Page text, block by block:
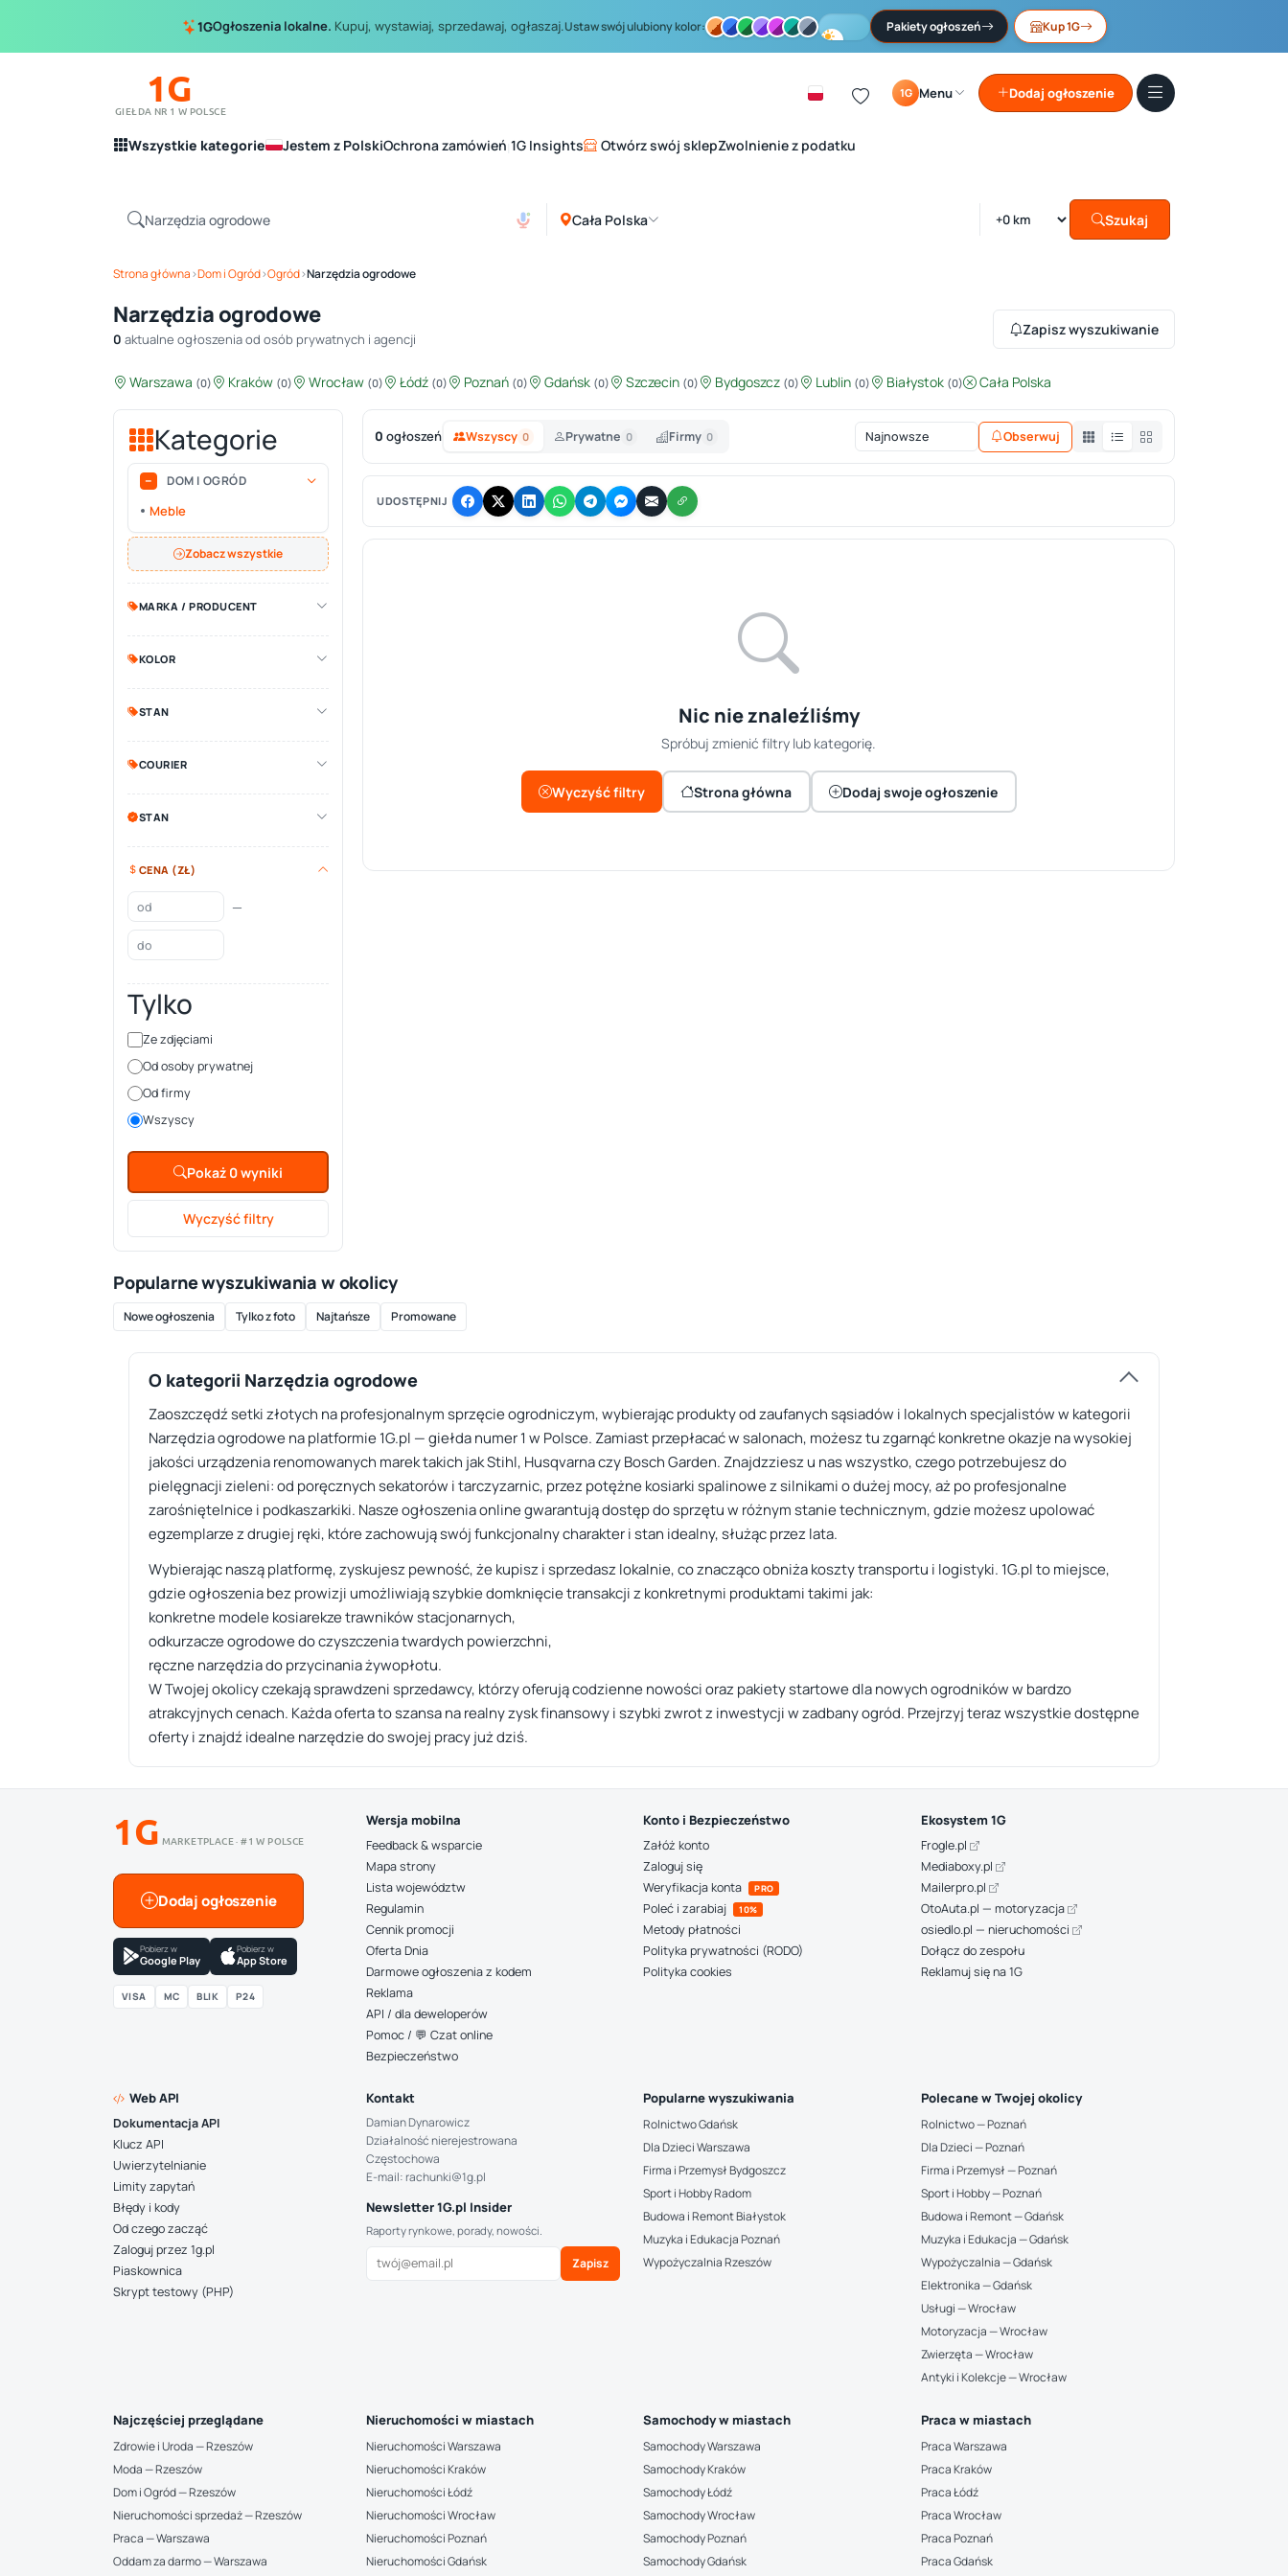
1GOgłoszenia lokalne. Kupuj, wystawiaj, sprzedawaj, ogłaszaj.Ustaw swój ulubiony kolor: Pakiety ogłoszeń Kup 1G
1G
GIEŁDA NR 1 W POLSCE
1G Menu Dodaj ogłoszenie
Wszystkie kategorie Jestem z PolskiOchrona zamówień 1G Insights Otwórz swój sklepZwolnienie z podatku
Cała Polska Szukaj
Strona główna›Dom i Ogród›Ogród›Narzędzia ogrodowe
Narzędzia ogrodowe
0 aktualne ogłoszenia od osób prywatnych i agencji
Zapisz wyszukiwanie
Warszawa (0) Kraków (0) Wrocław (0) Łódź (0) Poznań (0) Gdańsk (0) Szczecin (0) Bydgoszcz (0) Lublin (0) Białystok (0) Cała Polska
Kategorie
DOM I OGRÓD
Meble
Zobacz wszystkie
MARKA / PRODUCENT
KOLOR
STAN
COURIER
STAN
CENA (ZŁ)
—
Tylko
Ze zdjęciami
Od osoby prywatnej
Od firmy
Wszyscy
Pokaż 0 wyniki
Wyczyść filtry
0 ogłoszeń Wszyscy 0 Prywatne 0 Firmy 0 Obserwuj
UDOSTĘPNIJ
Nic nie znaleźliśmy
Spróbuj zmienić filtry lub kategorię.
Wyczyść filtry Strona główna Dodaj swoje ogłoszenie
Popularne wyszukiwania w okolicy
Nowe ogłoszenia Tylko z foto Najtańsze Promowane
O kategorii Narzędzia ogrodowe
Zaoszczędź setki złotych na profesjonalnym sprzęcie ogrodniczym, wybierając produkty od zaufanych sąsiadów i lokalnych specjalistów w kategorii
Narzędzia ogrodowe na platformie 1G.pl — giełda numer 1 w Polsce. Zamiast przepłacać w salonach, możesz tu zgarnąć konkretne okazje na wysokiej
jakości urządzenia renomowanych marek takich jak Stihl, Husqvarna czy Bosch Garden. Znajdzziesz u nas wszystko, czego potrzebujesz do
pielęgnacji zieleni: od poręcznych sekatorów i tarczyzarnic, przez potężne kosiarki spalinowe z silnikami o dużej mocy, aż po profesjonalne
zarośniętelnice i podkaszarkiki. Nasze ogłoszenia online gwarantują dostęp do sprzętu w różnym stanie technicznym, gdzie możesz upolować
egzemplarze z drugiej ręki, które zachowują swój funkcjonalny charakter i stan idealny, służąc przez lata.
Wybierając naszą platformę, zyskujesz pewność, że kupisz i sprzedasz lokalnie, co znacząco obniża koszty transportu i logistyki. 1G.pl to miejsce,
gdzie ogłoszenia bez prowizji umożliwiają szybkie domknięcie transakcji z konkretnymi produktami takimi jak:
konkretne modele kosiarekze trawników stacjonarnych,
odkurzacze ogrodowe do czyszczenia twardych powierzchni,
ręczne narzędzia do przycinania żywopłotu.
W Twojej okolicy czekają sprawdzeni sprzedawcy, którzy oferują codzienne nowości oraz pakiety startowe dla nowych ogrodników w bardzo
atrakcyjnych cenach. Każda oferta to szansa na realny zysk finansowy i szybki zwrot z inwestycji w zadbany ogród. Przejrzyj teraz wszystkie dostępne
oferty i znajdź idealne narzędzie do swojej pracy już dziś.
1G MARKETPLACE · #1 W POLSCE
Dodaj ogłoszenie
Pobierz w
Google Play
Pobierz w
App Store
VISA MC BLIK P24
Wersja mobilna
Feedback & wsparcie
Mapa strony
Lista województw
Regulamin
Cennik promocji
Oferta Dnia
Darmowe ogłoszenia z kodem
Reklama
API / dla deweloperów
Pomoc / 💬 Czat online
Bezpieczeństwo
Konto i Bezpieczeństwo
Załóż konto
Zaloguj się
Weryfikacja konta
PRO
Poleć i zarabiaj 10%
Metody płatności
Polityka prywatności (RODO)
Polityka cookies
Ekosystem 1G
Frogle.pl
Mediaboxy.pl
Mailerpro.pl
OtoAuta.pl — motoryzacja
osiedlo.pl — nieruchomości
Dołącz do zespołu
Reklamuj się na 1G
Web API
Dokumentacja API
Klucz API
Uwierzytelnianie
Limity zapytań
Błędy i kody
Od czego zacząć
Zaloguj przez 1g.pl
Piaskownica
Skrypt testowy (PHP)
Kontakt
Damian Dynarowicz
Działalność nierejestrowana
Częstochowa
E-mail: rachunki@1g.pl
Newsletter 1G.pl Insider
Raporty rynkowe, porady, nowości.
Zapisz
Popularne wyszukiwania
Rolnictwo Gdańsk
Dla Dzieci Warszawa
Firma i Przemysł Bydgoszcz
Sport i Hobby Radom
Budowa i Remont Białystok
Muzyka i Edukacja Poznań
Wypożyczalnia Rzeszów
Polecane w Twojej okolicy
Rolnictwo — Poznań
Dla Dzieci — Poznań
Firma i Przemysł — Poznań
Sport i Hobby — Poznań
Budowa i Remont — Gdańsk
Muzyka i Edukacja — Gdańsk
Wypożyczalnia — Gdańsk
Elektronika — Gdańsk
Usługi — Wrocław
Motoryzacja — Wrocław
Zwierzęta — Wrocław
Antyki i Kolekcje — Wrocław
Najczęściej przeglądane
Zdrowie i Uroda — Rzeszów
Moda — Rzeszów
Dom i Ogród — Rzeszów
Nieruchomości sprzedaż — Rzeszów
Praca — Warszawa
Oddam za darmo — Warszawa
Nieruchomości w miastach
Nieruchomości Warszawa
Nieruchomości Kraków
Nieruchomości Łódź
Nieruchomości Wrocław
Nieruchomości Poznań
Nieruchomości Gdańsk
Samochody w miastach
Samochody Warszawa
Samochody Kraków
Samochody Łódź
Samochody Wrocław
Samochody Poznań
Samochody Gdańsk
Praca w miastach
Praca Warszawa
Praca Kraków
Praca Łódź
Praca Wrocław
Praca Poznań
Praca Gdańsk